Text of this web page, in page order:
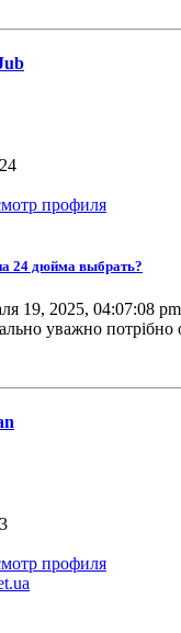
24 дюйма выбрать?
19, 2025, 04:07:08
уважно потрібно